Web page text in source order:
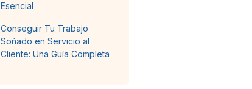
Esencial
Conseguir Tu Trabajo
Soñado en Servicio al
Cliente: Una Guía Completa